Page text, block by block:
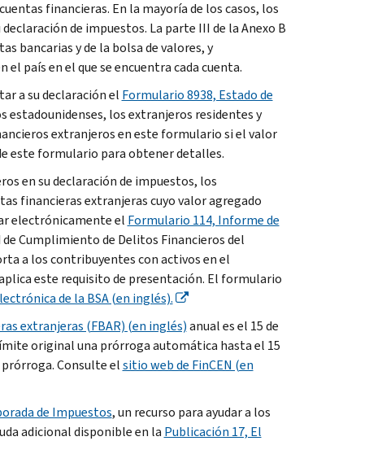
financieras. En la mayoría de los casos, los
declaración de impuestos. La parte III de la Anexo B
bancarias y de la bolsa de valores, y
país en el que se encuentra cada cuenta.
a su declaración el Formulario 8938, Estado de
estadounidenses, los extranjeros residentes y
extranjeros en este formulario si el valor
este formulario para obtener detalles.
en su declaración de impuestos, los
financieras extranjeras cuyo valor agregado
electrónicamente el Formulario 114, Informe de
de Cumplimiento de Delitos Financieros del
a los contribuyentes con activos en el
este requisito de presentación. El formulario
de la BSA (en inglés).
extranjeras (FBAR) (en inglés)anual es el 15 de
original una prórroga automática hasta el 15
Consulte elsitio web de FinCEN (en
de Impuestos, un recurso para ayudar a los
adicional disponible en la Publicación 17, El